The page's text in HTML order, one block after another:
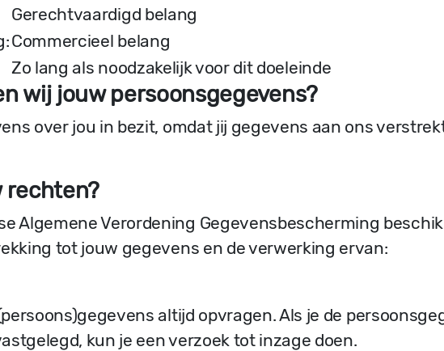
Gerechtvaardigd belang
Commercieel belang
Zo lang als noodzakelijk voor dit doeleinde
wij jouw persoonsgegevens?
over jou in bezit, omdat jij gegevens aan ons
rechten?
Algemene Verordening Gegevensbescherming
tot jouw gegevens en de verwerking ervan:
altijd opvragen. Als je de
kun je een verzoek tot inzage doen.